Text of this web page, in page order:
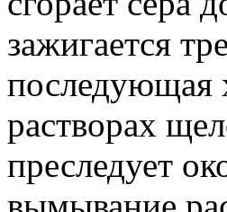
зажигается
последующая
растворах
преследует